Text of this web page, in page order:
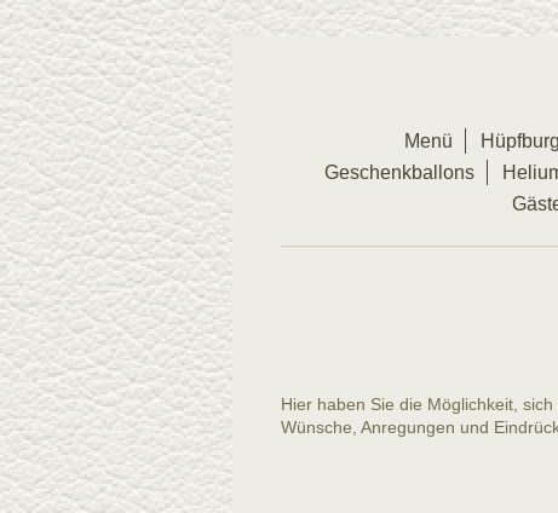
Menü
Geschenkballons
Hier haben Sie die Möglichkeit,
Wünsche, Anregungen und